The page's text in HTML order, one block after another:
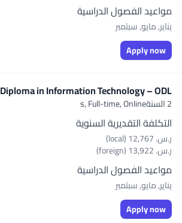
مواعيد الفصول الدراسية
يناير, مايو, سبتمبر
Apply now
Diploma in Information Technology – ODL
2 السنةs, Full-time, Online
التكلفة التقديرية السنوية
ر.س.‏ 12,767 (local)
ر.س.‏ 13,922 (foreign)
مواعيد الفصول الدراسية
يناير, مايو, سبتمبر
Apply now